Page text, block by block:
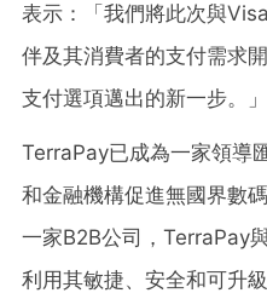
表示：「我們將此次與
伴及其消費者的支付需求
支付選項邁出的新一步。」
TerraPay已成為一家領導
和金融機構促進無國界數
一家B2B公司，TerraPay
利用其敏捷、安全和可升